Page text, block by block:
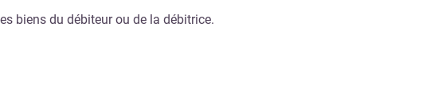
biens du débiteur ou de la débitrice.